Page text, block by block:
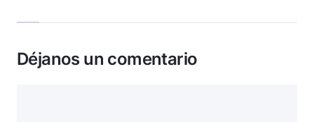
Déjanos un comentario